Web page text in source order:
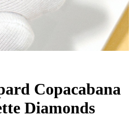
Copacabana
Diamonds